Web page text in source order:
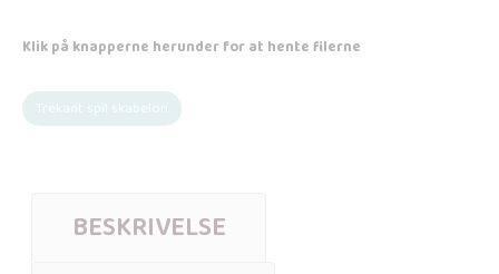
Klik på knapperne herunder for at hente filerne
Trekant spil skabelon
BESKRIVELSE